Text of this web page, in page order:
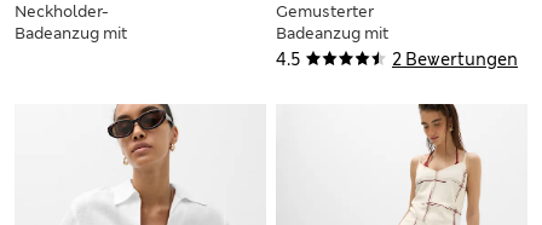
Neckholder-
Badeanzug mit
4.5 2 Bewertungen
Gemusterter
Badeanzug mit
eckigem Ausschnitt